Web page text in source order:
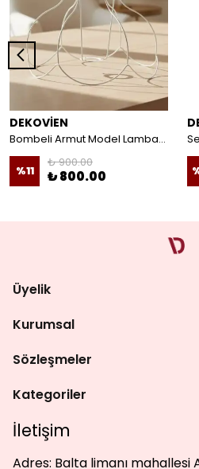
DEKOVİEN
Bombeli Armut Model Lambader Teli Galvaniz
%11
₺ 900.00
₺ 800.00
Üyelik
Kurumsal
Sözleşmeler
Kategoriler
İletişim
Adres: Balta limanı mahallesi